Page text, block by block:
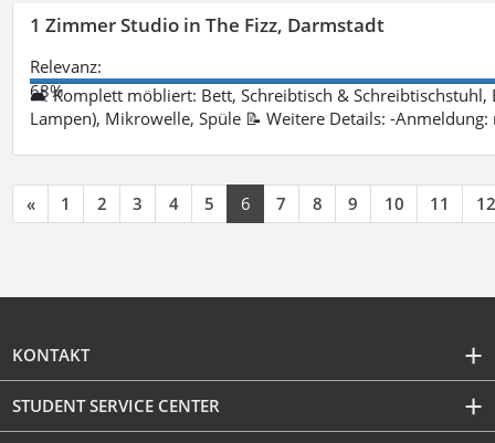
1 Zimmer Studio in The Fizz, Darmstadt
Relevanz:
68%
🛋 Komplett möbliert: Bett, Schreibtisch & Schreibtischstuhl,
Lampen), Mikrowelle, Spüle 📝 Weitere Details: -
« 1 2 3 4 5 6 7 8 9 10 11 12
KONTAKT
STUDENT SERVICE CENTER